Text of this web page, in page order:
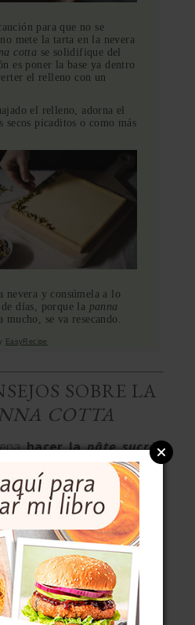
para que no se
mete la tarta en la nevera
cotta se solidifique del
es poner la base ya dentro
el relleno con un
el relleno, adorna el
secos picaditos o como más
nevera y consúmela a lo
días, porque la panna
mucho, se va resecando.
EasyRecipe
SOBRE LA
COTTA
hacer lapâte sucrée
masa quebrada
que cuando los
delicados como este la
la combinación de
la panna cotta con el
es fantástico. Pero